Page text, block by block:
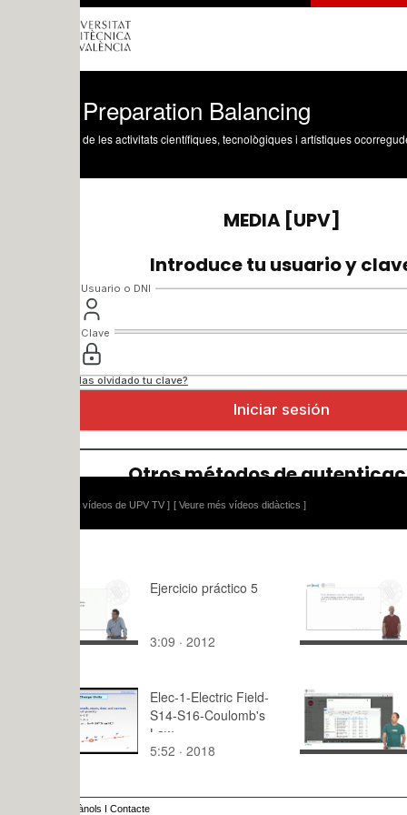
Balancing
les activitats científiques, tecnològiques i artístiques ocorregudes en els tres
vídeos de UPV TV ] [ Veure més vídeos didàctics ]
Ejercicio práctico 5
3:09 · 2012
Inverse of
Number
10:48 ·
Elec-1-Electric Field-
S14-S16-Coulomb's
Law
5:52 · 2018
Youtube.
vídeo
6:09 · 2022